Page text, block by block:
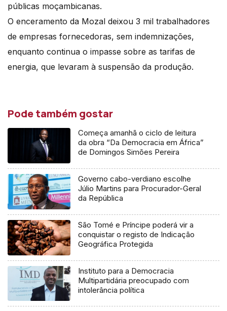
públicas moçambicanas.
O enceramento da Mozal deixou 3 mil trabalhadores
de empresas fornecedoras, sem indemnizações,
enquanto continua o impasse sobre as tarifas de
energia, que levaram à suspensão da produção.
Pode também gostar
Começa amanhã o ciclo de leitura
da obra “Da Democracia em África”
de Domingos Simões Pereira
Governo cabo-verdiano escolhe
Júlio Martins para Procurador-Geral
da República
São Tomé e Príncipe poderá vir a
conquistar o registo de Indicação
Geográfica Protegida
Instituto para a Democracia
Multipartidária preocupado com
intolerância política